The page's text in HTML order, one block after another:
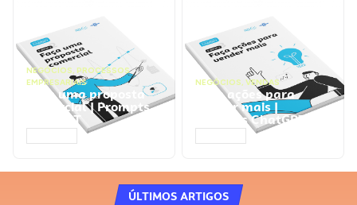
NEGÓCIOS, PROCESSOS
EMPRESARIAIS
Faça uma proposta
comercial | Prompts
ChatGPT
NEGÓCIOS, VENDAS
Faça ações para
vender mais |
Prompts ChatGPT
ÚLTIMOS ARTIGOS